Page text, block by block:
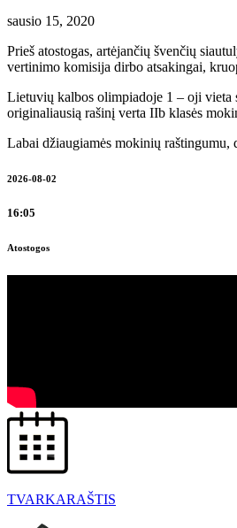
sausio 15, 2020
Prieš atostogas, artėjančių švenčių
vertinimo komisija dirbo atsakingai,
Lietuvių kalbos olimpiadoje 1 – oji vieta
originaliausią rašinį verta IIb klasės
Labai džiaugiamės mokinių raštingumu,
2026-08-02
16:05
Atostogos
TVARKARAŠTIS